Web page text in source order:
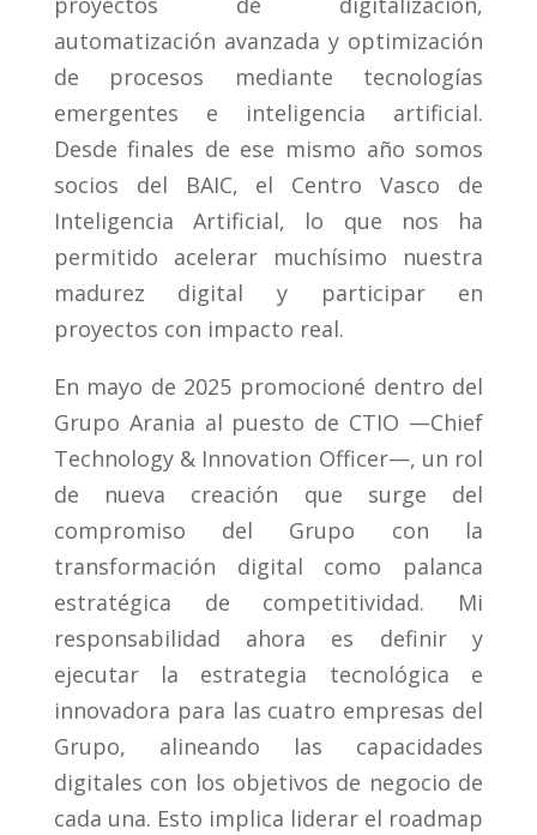
automatización avanzada y optimización
de procesos mediante tecnologías
emergentes e inteligencia artificial.
Desde finales de ese mismo año somos
socios del BAIC, el Centro Vasco de
Inteligencia Artificial, lo que nos ha
permitido acelerar muchísimo nuestra
madurez digital y participar en
proyectos con impacto real.
En mayo de 2025 promocioné dentro del
Grupo Arania al puesto de CTIO —Chief
Technology & Innovation Officer—, un rol
de nueva creación que surge del
compromiso del Grupo con la
transformación digital como palanca
estratégica de competitividad. Mi
responsabilidad ahora es definir y
ejecutar la estrategia tecnológica e
innovadora para las cuatro empresas del
Grupo, alineando las capacidades
digitales con los objetivos de negocio de
cada una. Esto implica liderar el roadmap